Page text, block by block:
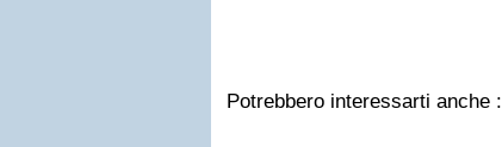
Potrebbero interessarti anche :